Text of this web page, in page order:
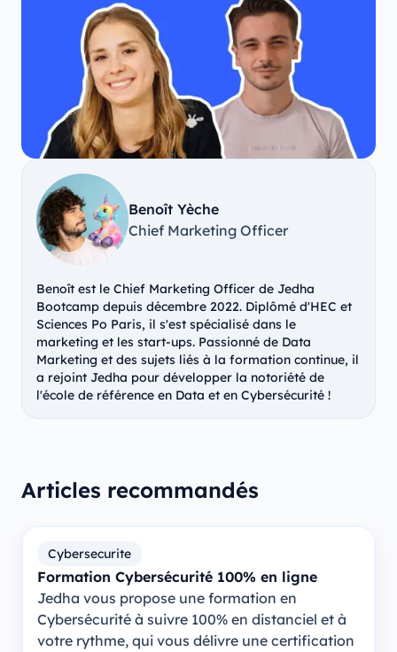
Benoît Yèche
Chief Marketing Officer
Benoît est le Chief Marketing Officer de Jedha
Bootcamp depuis décembre 2022. Diplômé d'HEC et
Sciences Po Paris, il s'est spécialisé dans le
marketing et les start-ups. Passionné de Data
Marketing et des sujets liés à la formation continue, il
a rejoint Jedha pour développer la notoriété de
l'école de référence en Data et en Cybersécurité !
Articles recommandés
Cybersecurite
Formation Cybersécurité 100% en ligne
Jedha vous propose une formation en
Cybersécurité à suivre 100% en distanciel et à
votre rythme, qui vous délivre une certification